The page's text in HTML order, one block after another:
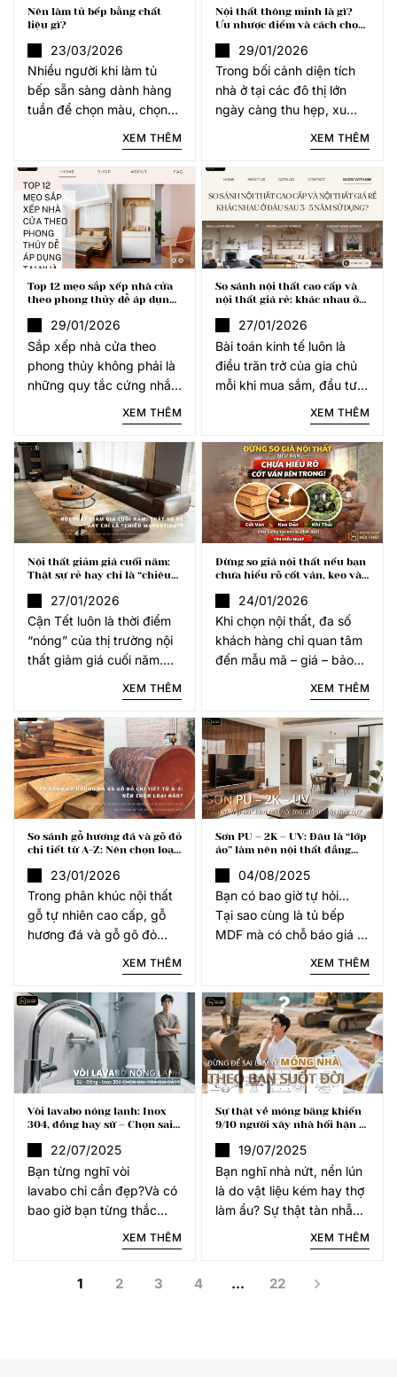
Nên làm tủ bếp bằng chất
liệu gì?
23/03/2026
Nhiều người khi làm tủ
bếp sẵn sàng dành hàng
tuần để chọn màu, chọn
nhưng lại quyết định chất
liệu chỉ trong vài phút. Và
chính lựa chọn “vội vàng”
đó lại là lý do
XEM THÊM
Nội thất thông minh là gì?
Ưu nhược điểm và cách chọn
29/01/2026
Trong bối cảnh diện tích
nhà ở tại các đô thị lớn
ngày càng thu hẹp, xu
tích hợp nhiều công năng
đang trở thành giải pháp
“cứu cánh” hoàn hảo. Vậy
nội thất thông
XEM THÊM
Top 12 mẹo sắp xếp nhà cửa
theo phong thủy dễ áp dụng
29/01/2026
Sắp xếp nhà cửa theo
phong thủy không phải là
những quy tắc cứng nhắc
hay mê tín, mà thực chất
là nghệ thuật điều phối
luồng khí, ánh sáng và
công năng để tạo ra một
môi trường sống
XEM THÊM
So sánh nội thất cao cấp và
nội thất giá rẻ: khác nhau ở
27/01/2026
Bài toán kinh tế luôn là
điều trăn trở của gia chủ
mỗi khi mua sắm, đầu tư
nội thất cho ngôi nhà của
mình. Giá rẻ thì tiết kiệm,
cao cấp thì chi phí cao
nhưng sử dụng bền
XEM THÊM
Nội thất giảm giá cuối năm:
Thật sự rẻ hay chỉ là “chiêu
27/01/2026
Cận Tết luôn là thời điểm
“nóng” của thị trường nội
thất giảm giá cuối năm.
showroom tung ra mức
giảm 30–70% cho sofa,
giường ngủ, bàn ghế ăn…
khiến người tiêu dùng “rạo
rực”. Nhưng liệu
XEM THÊM
Đừng so giá nội thất nếu bạn
chưa hiểu rõ cốt ván, keo và
24/01/2026
Khi chọn nội thất, đa số
khách hàng chỉ quan tâm
đến mẫu mã – giá – bảo
hành. Rất ít người được tư
vấn về yếu tố quan trọng
nhất: vật liệu cấu thành
nên không gian sống mỗi
XEM THÊM
So sánh gỗ hương đá và gõ đỏ
chi tiết từ A-Z: Nên chọn loại
23/01/2026
Trong phân khúc nội thất
gỗ tự nhiên cao cấp, gỗ
hương đá và gỗ gõ đỏ
đặt lên bàn cân so sánh
nhiều nhất. Cả hai đều
thuộc nhóm gỗ quý hiếm,
sở
XEM THÊM
Sơn PU – 2K – UV: Đâu là “lớp
áo” làm nên nội thất đẳng
04/08/2025
Bạn có bao giờ tự hỏi…
Tại sao cùng là tủ bếp
MDF mà có chỗ báo giá 8
triệu, nơi khác lại lên đến
20 triệu? Sao có người
dùng đồ 10 năm vẫn sáng
bóng, còn bạn chỉ
XEM THÊM
Vòi lavabo nóng lạnh: Inox
304, đồng hay sứ – Chọn sai,
22/07/2025
Bạn từng nghĩ vòi
lavabo chỉ cần đẹp?Và có
bao giờ bạn từng thắc
mắc tại sao vòi nước nhà
bạn chỉ sau 2 năm đã
mùi lạ? Hay bồn rửa đẹp
XEM THÊM
Sự thật về móng băng khiến
9/10 người xây nhà hối hận –
19/07/2025
Bạn nghĩ nhà nứt, nền lún
là do vật liệu kém hay thợ
làm ẩu? Sự thật tàn nhẫn
hơn: lỗi nằm ngay từ phần
móng – kết cấu đang âm
bạn. Thống kê
XEM THÊM
1 2 3 4 … 22